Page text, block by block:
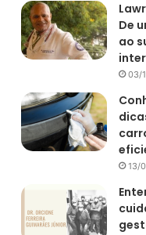
De
ao
03/
13/